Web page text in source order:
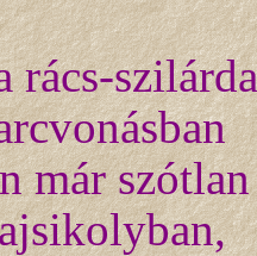
rács-
már szótlan